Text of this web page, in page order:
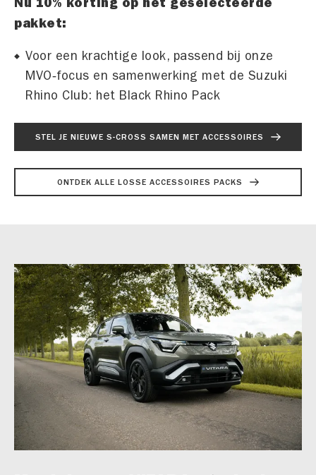
Nu 10% korting op het geselecteerde
pakket:
Voor een krachtige look, passend bij onze
MVO‑focus en samenwerking met de Suzuki
Rhino Club: het Black Rhino Pack
STEL JE NIEUWE S-CROSS SAMEN MET ACCESSOIRES
ONTDEK ALLE LOSSE ACCESSOIRES PACKS